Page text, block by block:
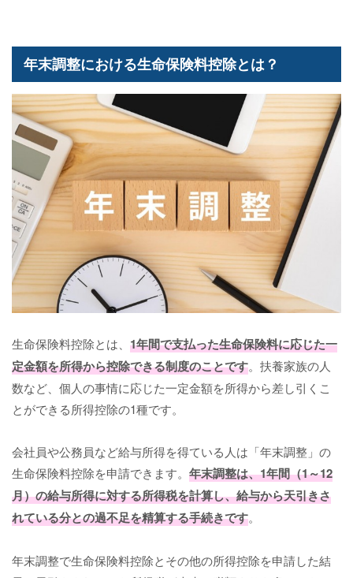
年末調整における生命保険料控除とは？
生命保険料控除とは、 1年間で支払った生命保険料に応じた一
定金額を所得から控除できる制度のことです。扶養家族の人
数など、個人の事情に応じた一定金額を所得から差し引くこ
とができる所得控除の1種です。
会社員や公務員など給与所得を得ている人は「年末調整」の
生命保険料控除を申請できます。 年末調整は、1年間（1～12
月）の給与所得に対する所得税を計算し、給与から天引きさ
れている分との過不足を精算する手続きです。
年末調整で生命保険料控除とその他の所得控除を申請した結